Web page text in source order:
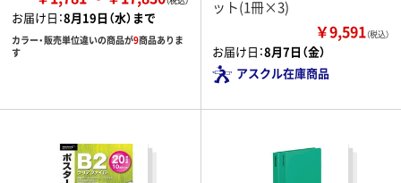
お届け日：8月19日（水）まで
カラー・販売単位違いの商品が9商品ありま
す
ット(1冊×3)
￥9,591（税込）
お届け日：8月7日（金）
アスクル在庫商品